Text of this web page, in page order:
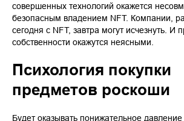
совершенных технологий окажется
безопасным владением NFT. Компании,
сегодня с NFT, завтра могут исчезнуть. И
собственности окажутся неясными.
Психология покупки
предметов роскоши
Будет оказывать понижательное